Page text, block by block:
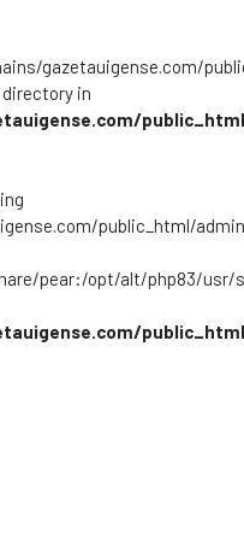
gazetauigense.com/
in
public_html/
pear:/opt/alt/php83/